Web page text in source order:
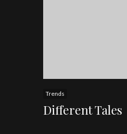
Trends
Different Tales